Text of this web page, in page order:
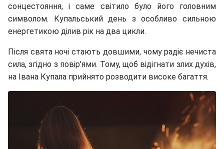
сонцестояння, і саме світило було його головним
символом. Купальський день з особливо сильною
енергетикою ділив рік на два цикли.
Після свята ночі стають довшими, чому радіє нечиста
сила, згідно з повір'ями. Тому, щоб відігнати злих духів,
на Івана Купала прийнято розводити високе багаття.